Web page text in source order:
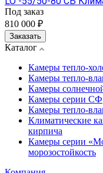
Под заказ
810 000 ₽
Заказать
Каталог
Камеры тепло-
Камеры тепло-
Камеры
Камеры серии СФ
Камеры тепло-
Климатические
кирпича
Камеры серии
морозостойкость